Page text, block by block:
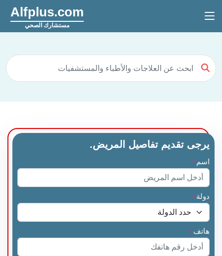
Alfplus.com
مستشارك الصحي
يرجى تقديم تفاصيل المريض.
اسم *
دولة*
هاتف*